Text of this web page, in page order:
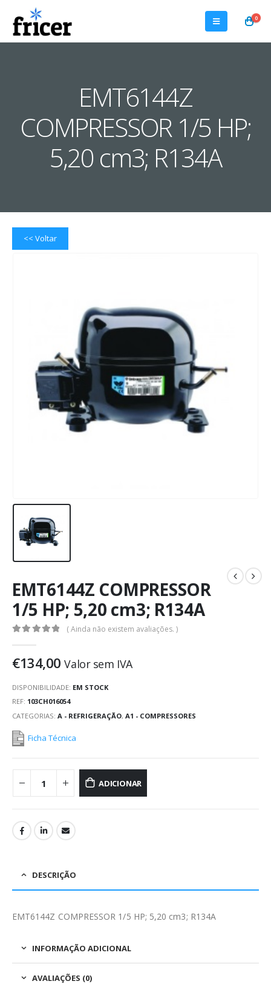
0
EMT6144Z
COMPRESSOR 1/5 HP;
5,20 cm3; R134A
<< Voltar
EMT6144Z COMPRESSOR
1/5 HP; 5,20 cm3; R134A
( Ainda não existem avaliações. )
€134,00 Valor sem IVA
DISPONIBILIDADE: EM STOCK
REF: 103CH016054
CATEGORIAS: A - REFRIGERAÇÃO, A1 - COMPRESSORES
Ficha Técnica
ADICIONAR
DESCRIÇÃO
EMT6144Z COMPRESSOR 1/5 HP; 5,20 cm3; R134A
INFORMAÇÃO ADICIONAL
AVALIAÇÕES (0)